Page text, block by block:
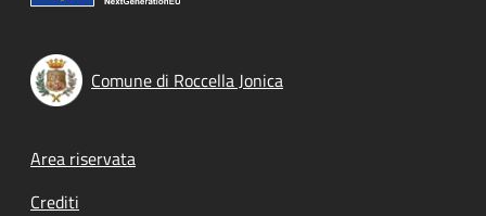
Comune di Roccella Jonica
Footer menu
Area riservata
Crediti